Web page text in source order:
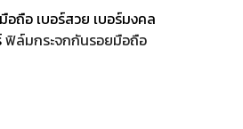
อถือ เบอร์สวย เบอร์มงคล
ฟิล์มกระจกกันรอยมือถือ